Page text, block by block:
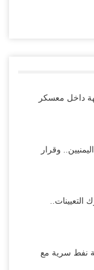
بالرئاسي وصراع
الأبرز..!
تَبْقَى صَنْعَاء
داخل معسكر
وقرار
التعيينات..
نفط سرية مع